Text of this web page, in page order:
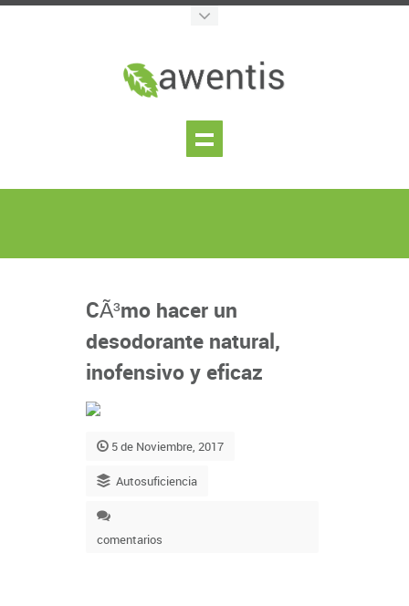
CÃ³mo hacer un
desodorante natural,
inofensivo y eficaz
5 de Noviembre, 2017
Autosuficiencia
comentarios